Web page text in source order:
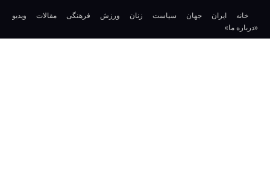
خانه ایران جهان سیاست زنان ورزش فرهنگی مقالات
ویدیو
«درباره ما»